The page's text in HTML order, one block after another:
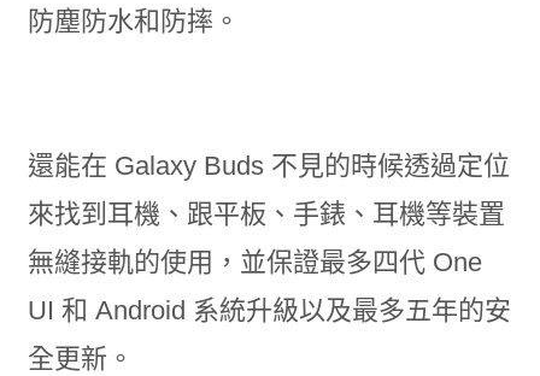
防塵防水和防摔。
還能在 Galaxy Buds 不見的時候透過定位
來找到耳機、跟平板、手錶、耳機等裝置
無縫接軌的使用，並保證最多四代 One
UI 和 Android 系統升級以及最多五年的安
全更新。